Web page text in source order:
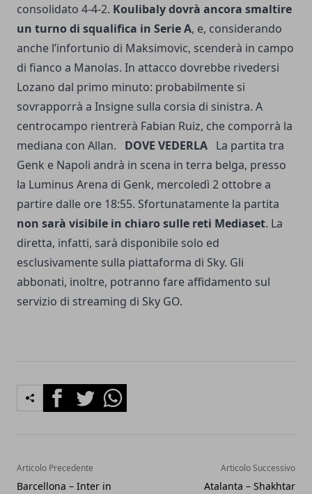
consolidato 4-4-2. Koulibaly dovrà ancora smaltire
un turno di squalifica in Serie A, e, considerando
anche l’infortunio di Maksimovic, scenderà in campo
di fianco a Manolas. In attacco dovrebbe rivedersi
Lozano dal primo minuto: probabilmente si
sovrapporrà a Insigne sulla corsia di sinistra. A
centrocampo rientrerà Fabian Ruiz, che comporrà la
mediana con Allan. DOVE VEDERLA La partita tra
Genk e Napoli andrà in scena in terra belga, presso
la Luminus Arena di Genk, mercoledì 2 ottobre a
partire dalle ore 18:55. Sfortunatamente la partita
non sarà visibile in chiaro sulle reti Mediaset. La
diretta, infatti, sarà disponibile solo ed
esclusivamente sulla piattaforma di Sky. Gli
abbonati, inoltre, potranno fare affidamento sul
servizio di streaming di Sky GO.
FacebookTwitterWhatsapp
Articolo Precedente
Barcellona – Inter in
Articolo Successivo
Atalanta – Shakhtar